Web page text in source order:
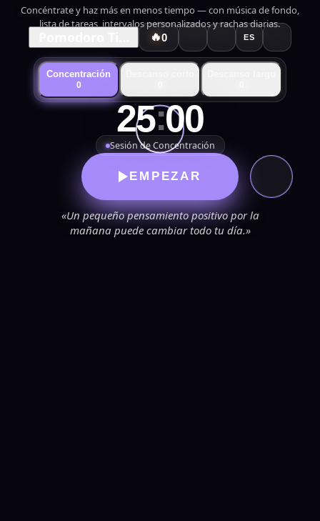
🔥0 ES
Concéntrate y haz más en menos tiempo — con música de fondo,
lista de tareas, intervalos personalizados y rachas diarias.
Concentración
0
25:00
Sesión de Concentración
EMPEZAR
«Un pequeño pensamiento positivo por la
mañana puede cambiar todo tu día.»